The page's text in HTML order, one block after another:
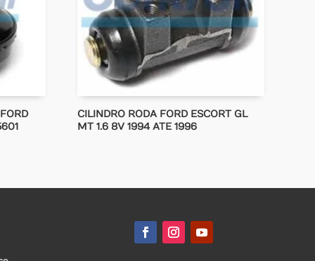
CILINDRO RODA FORD ESCORT GL
MT 1.6 8V 1994 ATE 1996